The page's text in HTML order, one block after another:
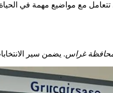
مع مواضيع مهمة في
محافظة غراس